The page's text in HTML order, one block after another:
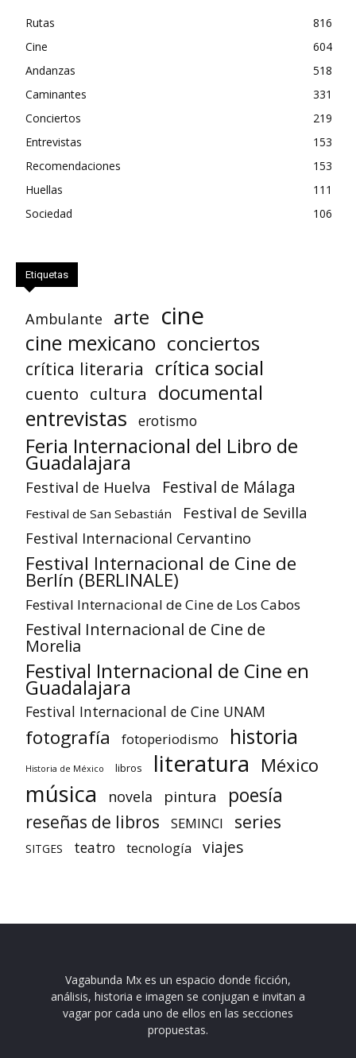
Rutas
816
Cine
604
Andanzas
518
Caminantes
331
Conciertos
219
Entrevistas
153
Recomendaciones
153
Huellas
111
Sociedad
106
Etiquetas
Ambulante arte cine
cine mexicano conciertos
crítica literaria crítica social
cuento cultura documental
entrevistas erotismo
Feria Internacional del Libro de
Guadalajara
Festival de Huelva Festival de Málaga
Festival de San Sebastián Festival de Sevilla
Festival Internacional Cervantino
Festival Internacional de Cine de
Berlín (BERLINALE)
Festival Internacional de Cine de Los Cabos
Festival Internacional de Cine de
Morelia
Festival Internacional de Cine en
Guadalajara
Festival Internacional de Cine UNAM
fotografía fotoperiodismo historia
Historia de México libros literatura México
música novela pintura poesía
reseñas de libros SEMINCI series
SITGES teatro tecnología viajes
Vagabunda Mx es un espacio donde ficción,
análisis, historia e imagen se conjugan e invitan a
vagar por cada uno de ellos en las secciones
propuestas.